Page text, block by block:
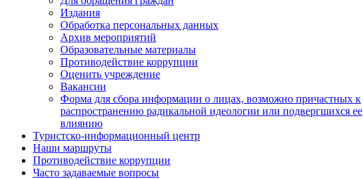
Издания
Обработка персональных данных
Архив мероприятий
Образовательные материалы
Противодействие коррупции
Оценить учреждение
Вакансии
Форма для сбора информации о лицах, возможно причастных к
распространению радикальной идеологии или подвергшихся ее
влиянию
Туристско-информационный центр
Наши маршруты
Противодействие коррупции
Часто задаваемые вопросы